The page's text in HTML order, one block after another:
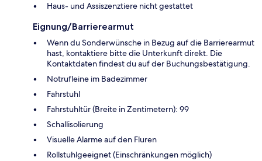
Haus- und Assiszenztiere nicht gestattet
Eignung/Barrierearmut
Wenn du Sonderwünsche in Bezug auf die Barrierearmut
hast, kontaktiere bitte die Unterkunft direkt. Die
Kontaktdaten findest du auf der Buchungsbestätigung.
Notrufleine im Badezimmer
Fahrstuhl
Fahrstuhltür (Breite in Zentimetern): 99
Schallisolierung
Visuelle Alarme auf den Fluren
Rollstuhlgeeignet (Einschränkungen möglich)